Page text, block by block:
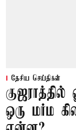
தேசிய செய்திகள்
ஒரு மர்ம